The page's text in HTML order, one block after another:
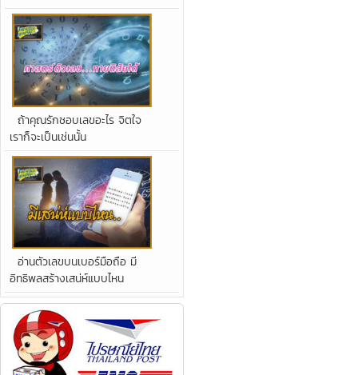
ถ้าคุณรักชอบเลขอะไร จิตใจ
เราก็จะเป็นเช่นนั้น
อ่านตัวเลขบนเบอร์มือถือ มี
อิทธิพลสร้างเสน่ห์แบบไหน